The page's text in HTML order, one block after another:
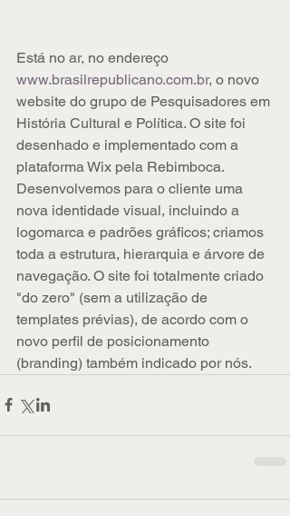
Está no ar, no endereço
www.brasilrepublicano.com.br, o novo
website do grupo de Pesquisadores em
História Cultural e Política. O site foi
desenhado e implementado com a
plataforma Wix pela Rebimboca.
Desenvolvemos para o cliente uma
nova identidade visual, incluindo a
logomarca e padrões gráficos; criamos
toda a estrutura, hierarquia e árvore de
navegação. O site foi totalmente criado
"do zero" (sem a utilização de
templates prévias), de acordo com o
novo perfil de posicionamento
(branding) também indicado por nós.